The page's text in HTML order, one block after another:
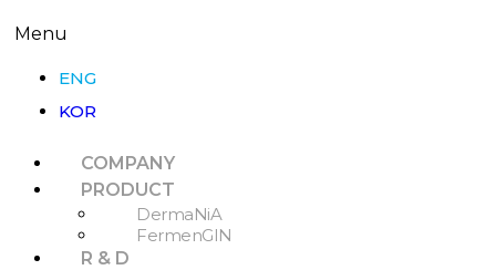
Menu
ENG
KOR
COMPANY
PRODUCT
DermaNiA
FermenGIN
R & D